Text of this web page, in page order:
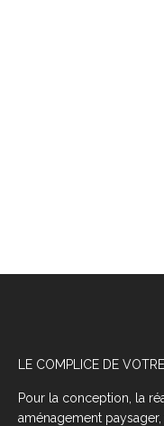
LE COMPLICE DE
Pour la conception, la
aménagement